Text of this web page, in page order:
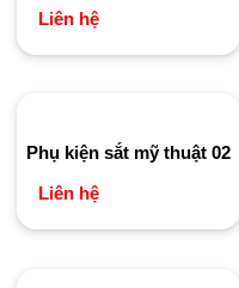
Liên hệ
Phụ kiện sắt mỹ thuật 02
Liên hệ